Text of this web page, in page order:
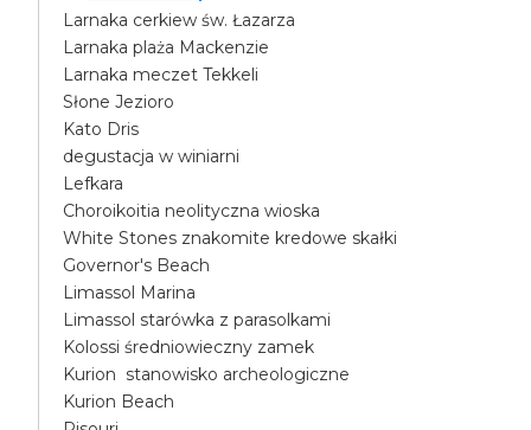
Larnaka cerkiew św. Łazarza
Larnaka plaża Mackenzie
Larnaka meczet Tekkeli
Słone Jezioro
Kato Dris
degustacja w winiarni
Lefkara
Choroikoitia neolityczna wioska
White Stones znakomite kredowe skałki
Governor's Beach
Limassol Marina
Limassol starówka z parasolkami
Kolossi średniowieczny zamek
Kurion stanowisko archeologiczne
Kurion Beach